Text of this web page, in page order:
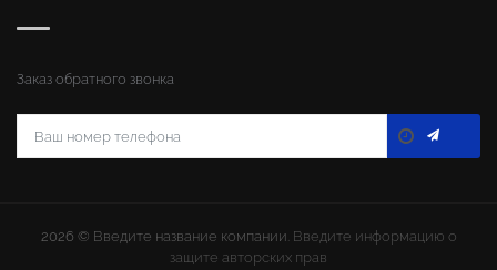
Заказ обратного звонка
2026 © Введите название компании. Введите информацию о
защите авторских прав